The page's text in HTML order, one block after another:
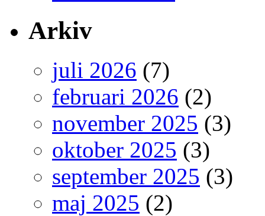
Arkiv
juli 2026 (7)
februari 2026 (2)
november 2025 (3)
oktober 2025 (3)
september 2025 (3)
maj 2025 (2)